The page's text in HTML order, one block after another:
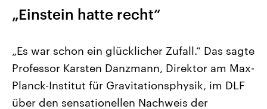
Landtagswahl Sachsen-Anhalt
USA
„Einstein hatte recht“
„Es war schon ein glücklicher Zufall.“ Das sagte
Professor Karsten Danzmann, Direktor am Max-
Planck-Institut für Gravitationsphysik, im DLF
über den sensationellen Nachweis der